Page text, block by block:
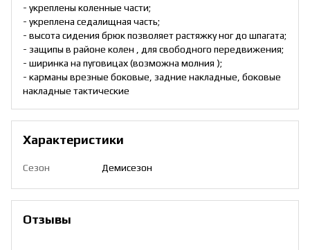
- укреплены коленные части;
- укреплена седалищная часть;
- высота сидения брюк позволяет растяжку ног до шпагата;
- защипы в районе колен , для свободного передвижения;
- ширинка на пуговицах (возможна молния );
- карманы врезные боковые, задние накладные, боковые
накладные тактические
Характеристики
Сезон Демисезон
Отзывы